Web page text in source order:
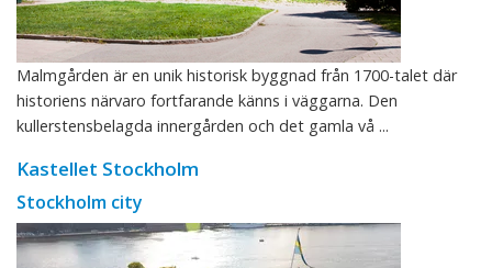
Malmgården är en unik historisk byggnad från 1700-talet där
historiens närvaro fortfarande känns i väggarna. Den
kullerstensbelagda innergården och det gamla vå ...
Kastellet Stockholm
Stockholm city